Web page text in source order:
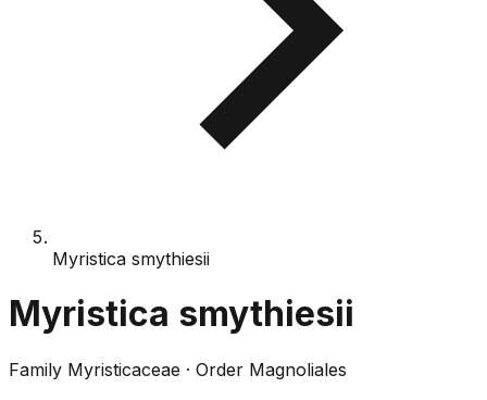
Myristica smythiesii
Myristica smythiesii
Family Myristicaceae · Order Magnoliales